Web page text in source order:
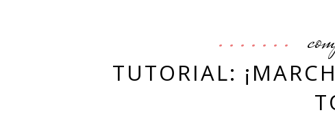
TUTORIAL: